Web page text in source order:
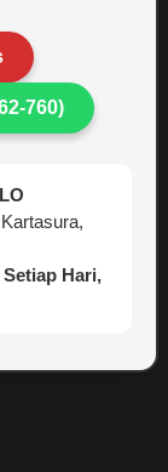
760)
Hari,